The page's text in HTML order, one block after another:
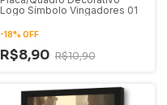
Logo Símbolo Vingadores 01
-18% OFF
R$8,90 R$10,90